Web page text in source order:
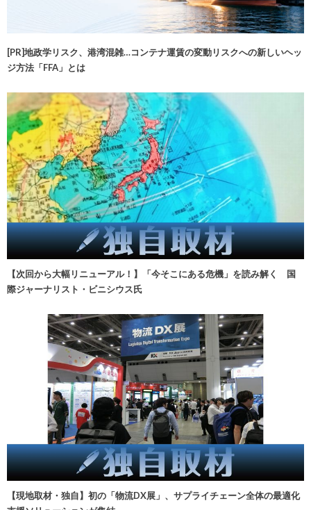
[PR]地政学リスク、港湾混雑…コンテナ運賃の変動リスクへの新しいヘッ
ジ方法「FFA」とは
【次回から大幅リニューアル！】「今そこにある危機」を読み解く 国
際ジャーナリスト・ビニシウス氏
【現地取材・独自】初の「物流DX展」、サプライチェーン全体の最適化